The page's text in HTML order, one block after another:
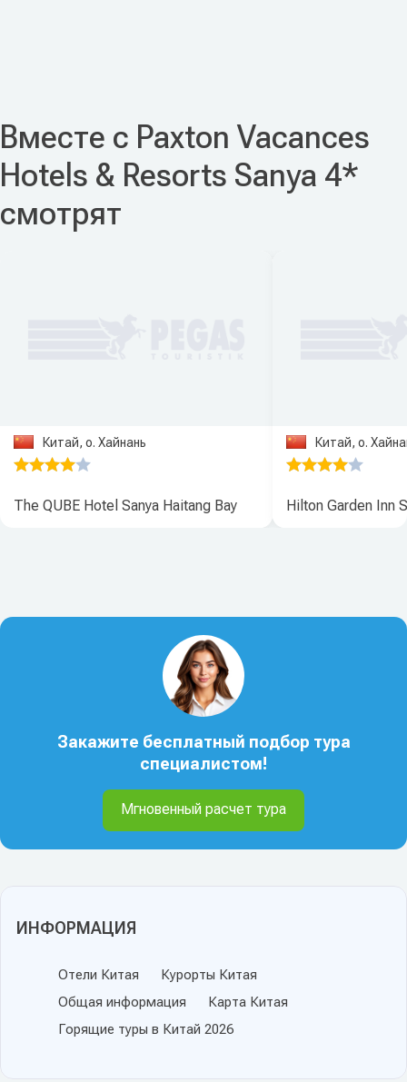
ИНФОРМАЦИЯ
Отели Китая
Курорты Китая
Общая информация
Карта Китая
Горящие туры в Китай 2026
Вместе с Paxton Vacances
Hotels & Resorts Sanya 4*
смотрят
Китай, о. Хайнань
The QUBE Hotel Sanya Haitang Bay
Китай, о.
Hilton Garden Inn
Закажите бесплатный подбор тура
специалистом!
Мгновенный расчет тура